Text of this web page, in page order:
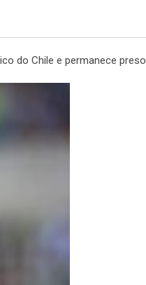
do Chile e permanece preso